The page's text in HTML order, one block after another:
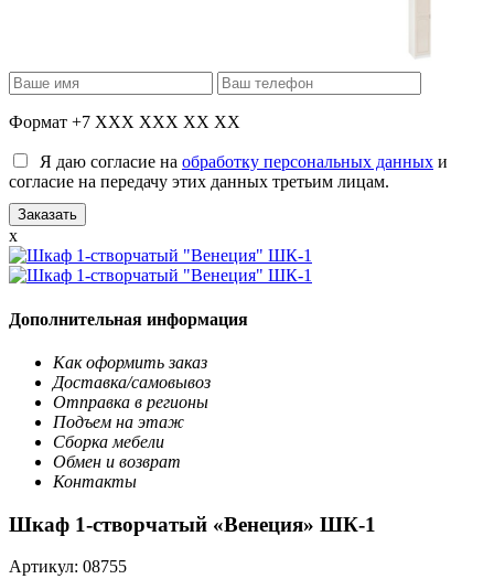
Формат +7 XXX XXX XX XX
Я даю согласие на обработку персональных данных и
согласие на передачу этих данных третьим лицам.
x
Дополнительная информация
Как оформить заказ
Доставка/самовывоз
Отправка в регионы
Подъем на этаж
Сборка мебели
Обмен и возврат
Контакты
Шкаф 1-створчатый «Венеция» ШК-1
Артикул: 08755